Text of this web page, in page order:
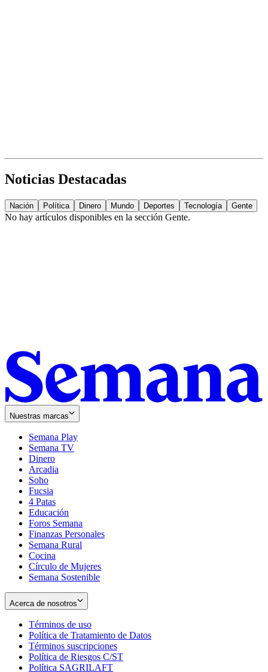
Noticias Destacadas
Nación Política Dinero Mundo Deportes Tecnología Gente
No hay artículos disponibles en la sección Gente.
Nuestras marcas
Semana Play
Semana TV
Dinero
Arcadia
Soho
in
new
window
Fucsia
in
new
window
4 Patas
Educación
Foros Semana
Finanzas Personales
Semana Rural
Cocina
Círculo de Mujeres
Semana Sostenible
Acerca de nosotros
Términos de uso
in
new
window
Política de Tratamiento de Datos
Términos suscripciones
in
Política de Riesgos C/ST
Política SAGRILAFT